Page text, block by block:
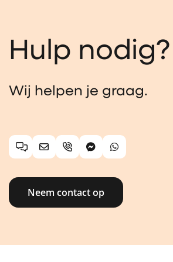
Hulp nodig?
Wij helpen je graag.
ChatE-mailTelefoonFacebookWhatsApp
Neem contact op